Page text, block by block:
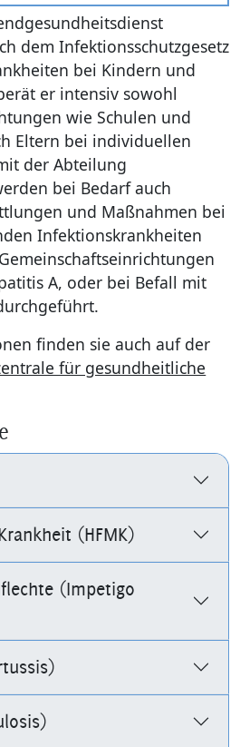
dem Infektionsschutzgesetz
bei Kindern und
er intensiv sowohl
wie Schulen und
Eltern bei individuellen
der Abteilung
bei Bedarf auch
und Maßnahmen bei
Infektionskrankheiten
A, oder bei Befall mit
finden sie auch auf der
für gesundheitliche
(HFMK)
(Impetigo
Recht
Service
Klima
Hospiz-